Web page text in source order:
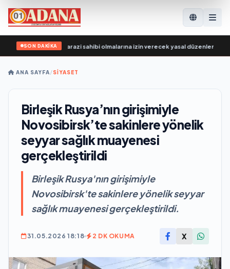
SON DAKİKA
katılımcılarının arazi sahibi olmalarına izin verecek yasal düzenlemeler
ANA SAYFA/SİYASET
Birleşik Rusya’nın girişimiyle
Novosibirsk’te sakinlere yönelik
seyyar sağlık muayenesi
gerçekleştirildi
Birleşik Rusya'nın girişimiyle
Novosibirsk'te sakinlere yönelik seyyar
sağlık muayenesi gerçekleştirildi.
31.05.2026 18:18 2 DK OKUMA X